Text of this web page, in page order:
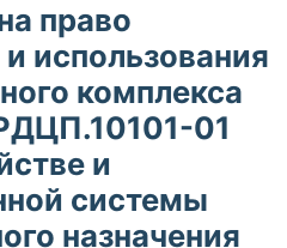
право
использования
комплекса
01
и
системы
назначения